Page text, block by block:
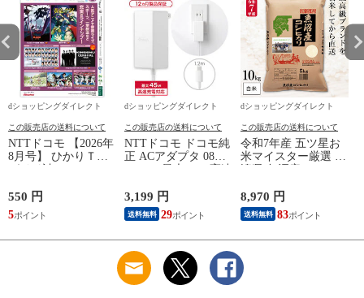
dショッピングダイレクト
この販売店の送料について
NTTドコモ 【2026年
8月号】 ひかりＴＶ
ガイド誌
550 円
5
dショッピングダイレクト
この販売店の送料について
NTTドコモ ドコモ純
正 ACアダプタ 08
Type-C 最大45W 高速
iPhone Android
Nintendo Switch スイ
ッチ対応 AMD39027
3,199 円
送料無料 29
dショッピングダイレクト
この販売店の送料について
令和7年産 五ツ星お
米マイスター厳選 新
潟県 魚沼産 コシヒ
まとめ買い 田中米穀
精米HACCP認定の高
品質管理 白米 精米
8,970 円
送料無料 83